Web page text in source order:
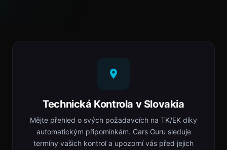
Technická Kontrola v Slovakia
Mějte přehled o svých požadavcích na TK/EK díky
automatickým připomínkám. Cars Guru sleduje
termíny vašich kontrol a upozorní vás před jejich